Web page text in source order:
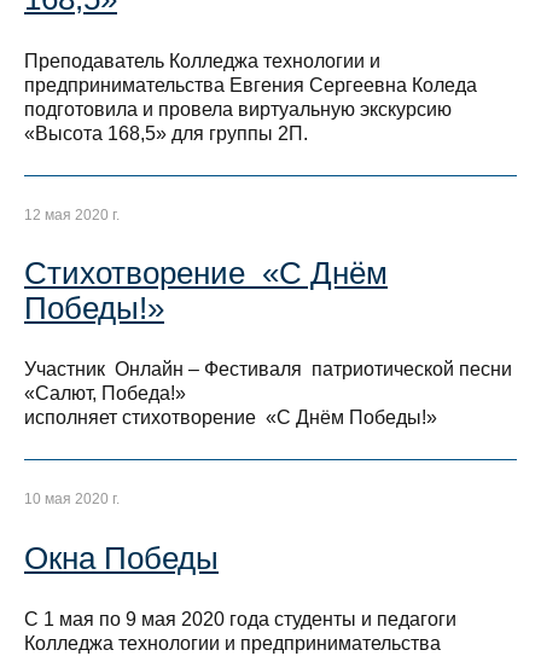
Преподаватель Колледжа технологии и
предпринимательства Евгения Сергеевна Коледа
подготовила и провела виртуальную экскурсию
«Высота 168,5» для группы 2П.
12 мая 2020 г.
Стихотворение «С Днём
Победы!»
Участник Онлайн – Фестиваля патриотической песни
«Салют, Победа!»
исполняет стихотворение «С Днём Победы!»
10 мая 2020 г.
Окна Победы
С 1 мая по 9 мая 2020 года студенты и педагоги
Колледжа технологии и предпринимательства